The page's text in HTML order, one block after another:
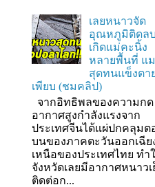
เลยหนาวจัด
อุณหภูมิติดลบ
เกิดแม่คะนิ้ง
หลายพื้นที่ แ
สุดทนแข็งตา
เพียบ (ชมคลิป)
จากอิทธิพลของความกด
อากาศสูงกำลังแรงจาก
ประเทศจีนได้แผ่ปกคลุมต
บนของภาคตะวันออกเฉีย
เหนือของประเทศไทย ทำ
จังหวัดเลยมีอากาศหนาว
ติดต่อก...